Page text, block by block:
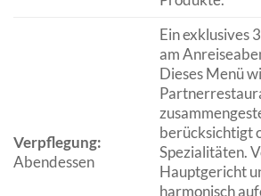
Verpflegung:
Abendessen
Ein exklusives
am
Dieses Menü
berücksichtigt
Spezialitäten.
Hauptgericht
harmonisch